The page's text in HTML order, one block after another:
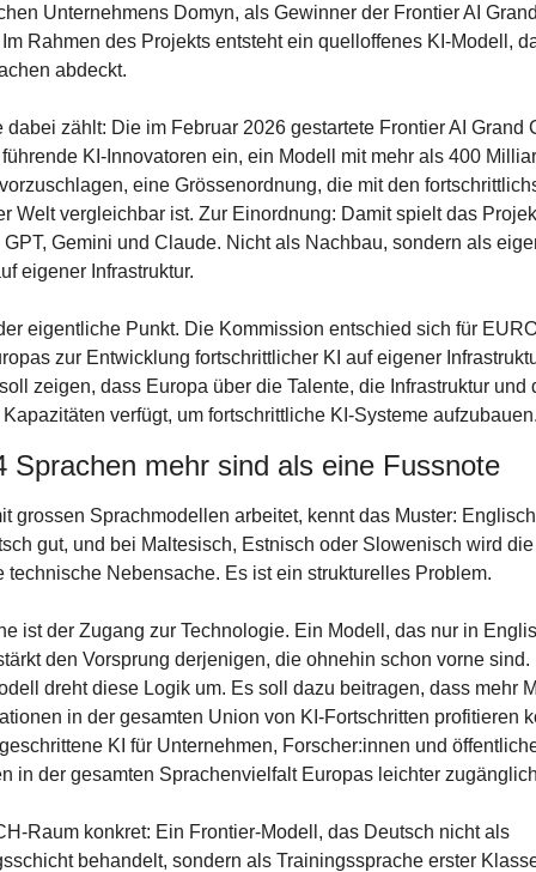
Unternehmens Domyn, als Gewinner der Frontier AI
Rahmen des Projekts entsteht ein quelloffenes KI-Modell,
abdeckt.
dabei zählt: Die im Februar 2026 gestartete Frontier AI Grand
KI-Innovatoren ein, ein Modell mit mehr als 400
eine Grössenordnung, die mit den
Welt vergleichbar ist. Zur Einordnung: Damit spielt das
Gemini und Claude. Nicht als Nachbau, sondern als
eigener Infrastruktur.
eigentliche Punkt. Die Kommission entschied sich für
zur Entwicklung fortschrittlicher KI auf eigener
zeigen, dass Europa über die Talente, die Infrastruktur und
verfügt, um fortschrittliche KI-Systeme
Sprachen mehr sind als eine Fussnote
grossen Sprachmodellen arbeitet, kennt das Muster:
gut, und bei Maltesisch, Estnisch oder Slowenisch wird
technische Nebensache. Es ist ein strukturelles Problem.
ist der Zugang zur Technologie. Ein Modell, das nur in
den Vorsprung derjenigen, die ohnehin schon vorne sind.
dreht diese Logik um. Es soll dazu beitragen, dass mehr
in der gesamten Union von KI-Fortschritten profitieren
KI für Unternehmen, Forscher:innen und
in der gesamten Sprachenvielfalt Europas leichter
Raum konkret: Ein Frontier-Modell, das Deutsch nicht als
behandelt, sondern als Trainingssprache erster